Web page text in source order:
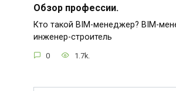
Обзор профессии.
Кто такой BIM-менеджер? BIM-
инженер-строитель
0 1.7k.